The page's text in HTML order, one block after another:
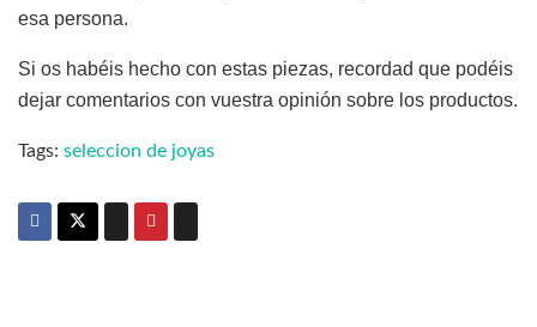
esa persona.
Si os habéis hecho con estas piezas, recordad que podéis
dejar comentarios con vuestra opinión sobre los productos.
Tags: seleccion de joyas